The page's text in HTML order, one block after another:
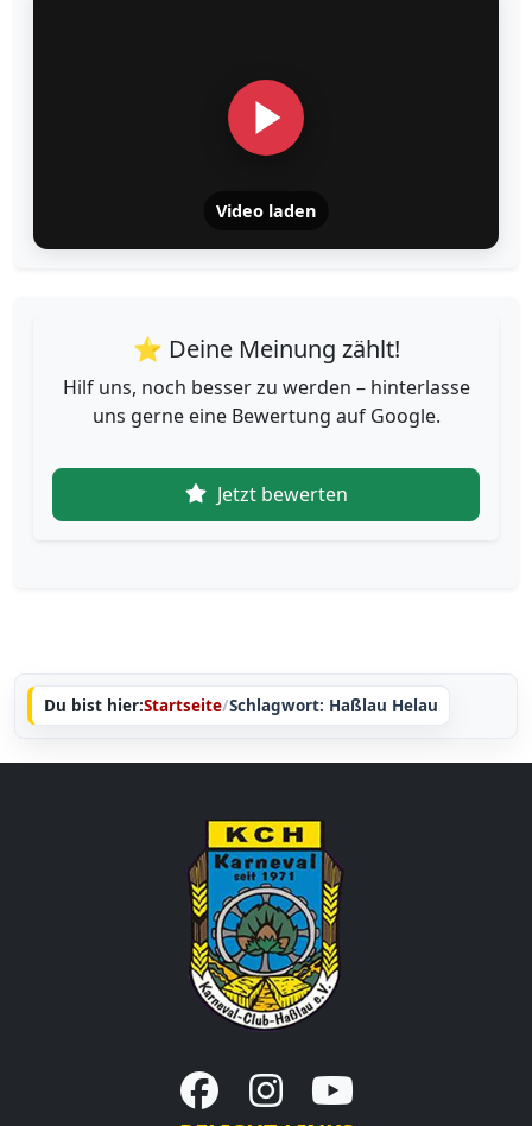
Video laden
⭐ Deine Meinung zählt!
Hilf uns, noch besser zu werden – hinterlasse
uns gerne eine Bewertung auf Google.
Jetzt bewerten
Du bist hier:Startseite/Schlagwort: Haßlau Helau